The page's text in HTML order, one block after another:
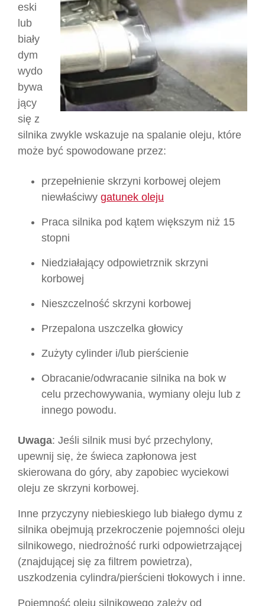
eski
lub
biały
dym
wydo
bywa
jący
się z
silnika zwykle wskazuje na spalanie oleju, które
może być spowodowane przez:
przepełnienie skrzyni korbowej olejem
niewłaściwy gatunek oleju
Praca silnika pod kątem większym niż 15
stopni
Niedziałający odpowietrznik skrzyni
korbowej
Nieszczelność skrzyni korbowej
Przepalona uszczelka głowicy
Zużyty cylinder i/lub pierścienie
Obracanie/odwracanie silnika na bok w
celu przechowywania, wymiany oleju lub z
innego powodu.
Uwaga: Jeśli silnik musi być przechylony,
upewnij się, że świeca zapłonowa jest
skierowana do góry, aby zapobiec wyciekowi
oleju ze skrzyni korbowej.
Inne przyczyny niebieskiego lub białego dymu z
silnika obejmują przekroczenie pojemności oleju
silnikowego, niedrożność rurki odpowietrzającej
(znajdującej się za filtrem powietrza),
uszkodzenia cylindra/pierścieni tłokowych i inne.
Pojemność oleju silnikowego zależy od